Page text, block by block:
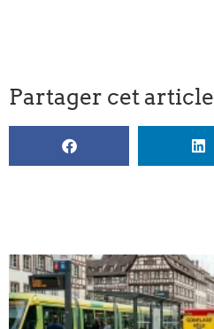
Partager cet article